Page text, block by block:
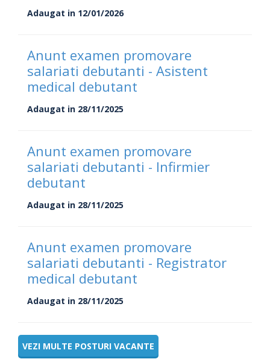
Adaugat in 12/01/2026
Anunt examen promovare
salariati debutanti - Asistent
medical debutant
Adaugat in 28/11/2025
Anunt examen promovare
salariati debutanti - Infirmier
debutant
Adaugat in 28/11/2025
Anunt examen promovare
salariati debutanti - Registrator
medical debutant
Adaugat in 28/11/2025
VEZI MULTE POSTURI VACANTE